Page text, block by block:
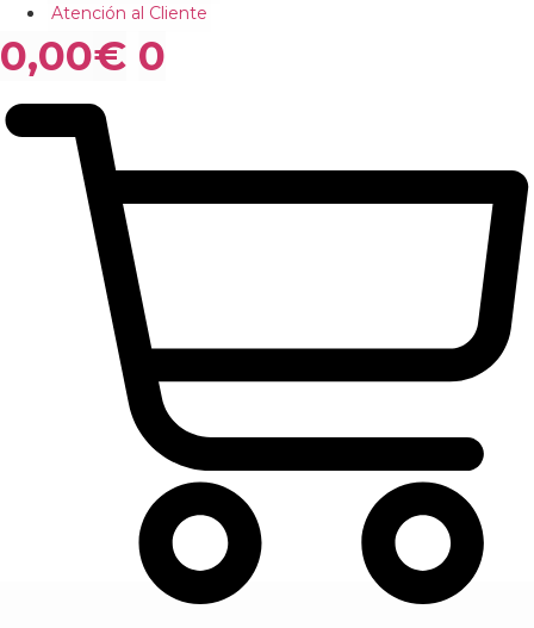
Atención al Cliente
0,00€ 0